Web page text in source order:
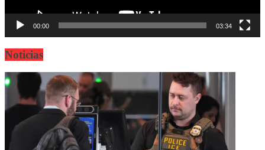
00:00 03:34
Noticias